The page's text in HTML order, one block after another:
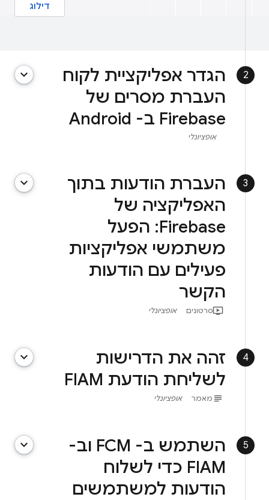
דילוג
2
הגדר אפליקציית לקוח
העברת מסרים של
Firebase ב- Android
keyboard_arrow_down
אופציונלי
3
העברת הודעות בתוך
האפליקציה של
Firebase: הפעל
משתמשי אפליקציות
פעילים עם הודעות
הקשר
keyboard_arrow_down
ondemand_videoסרטונים אופציונלי
4
זהה את הדרישות
לשליחת הודעת FIAM
keyboard_arrow_down
subject מאמר אופציונלי
5
השתמש ב- FCM וב-
FIAM כדי לשלוח
הודעות למשתמשים
keyboard_arrow_down